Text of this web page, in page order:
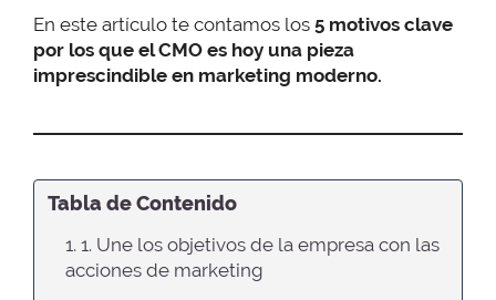
En este artículo te contamos los 5 motivos clave
por los que el CMO es hoy una pieza
imprescindible en marketing moderno.
Tabla de Contenido
1. 1. Une los objetivos de la empresa con las
acciones de marketing